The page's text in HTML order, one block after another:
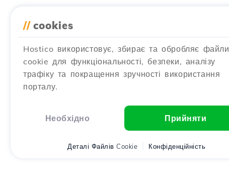
// cookies
Hostico використовує, збирає та обробляє файли
cookie для функціональності, безпеки, аналізу
трафіку та покращення зручності використання
порталу.
Необхідно Прийняти
Деталі Файлів Cookie Конфіденційність